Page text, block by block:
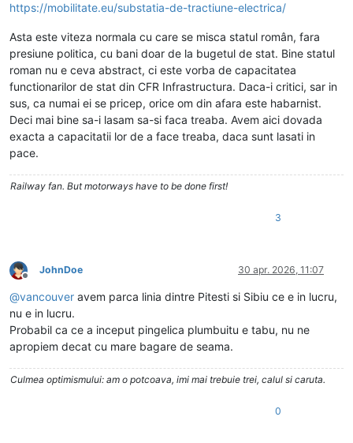
https://mobilitate.eu/substatia-de-tractiune-electrica/
Asta este viteza normala cu care se misca statul român, fara
presiune politica, cu bani doar de la bugetul de stat. Bine statul
roman nu e ceva abstract, ci este vorba de capacitatea
functionarilor de stat din CFR Infrastructura. Daca-i critici, sar in
sus, ca numai ei se pricep, orice om din afara este habarnist.
Deci mai bine sa-i lasam sa-si faca treaba. Avem aici dovada
exacta a capacitatii lor de a face treaba, daca sunt lasati in
pace.
Railway fan. But motorways have to be done first!
3
Deconectat
JohnDoe 30 apr. 2026, 11:07
@vancouver avem parca linia dintre Pitesti si Sibiu ce e in lucru,
nu e in lucru.
Probabil ca ce a inceput pingelica plumbuitu e tabu, nu ne
apropiem decat cu mare bagare de seama.
Culmea optimismului: am o potcoava, imi mai trebuie trei, calul si caruta.
0